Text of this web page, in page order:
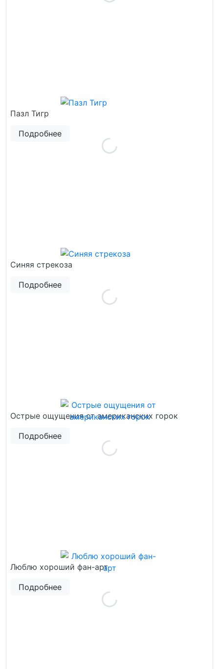
Пазл Тигр
Подробнее
Синяя стрекоза
Подробнее
Острые ощущения от американских горок
Подробнее
Люблю хороший фан-арт
Подробнее